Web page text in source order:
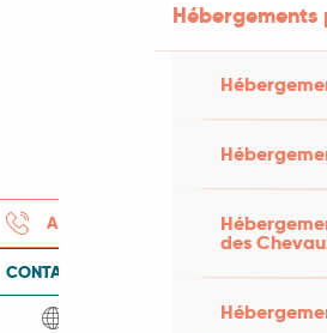
des
APPELER
CONTACTEZ-NOUS